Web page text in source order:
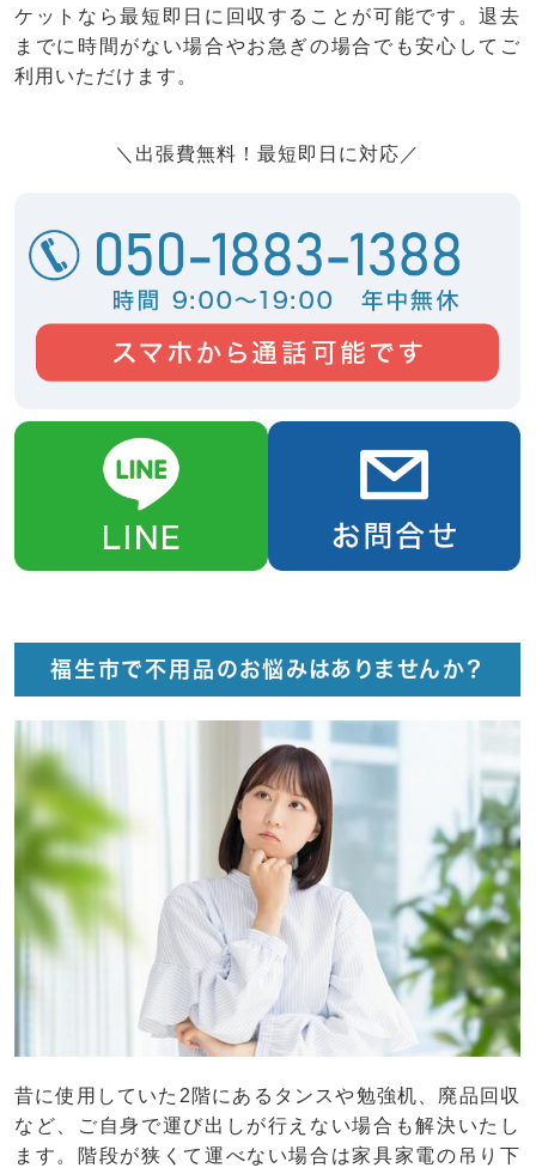
ケットなら最短即日に回収することが可能です。退去
までに時間がない場合やお急ぎの場合でも安心してご
利用いただけます。
＼出張費無料！最短即日に対応／
福生市で不用品のお悩みはありませんか？
昔に使用していた2階にあるタンスや勉強机、廃品回収
など、ご自身で運び出しが行えない場合も解決いたし
ます。階段が狭くて運べない場合は家具家電の吊り下